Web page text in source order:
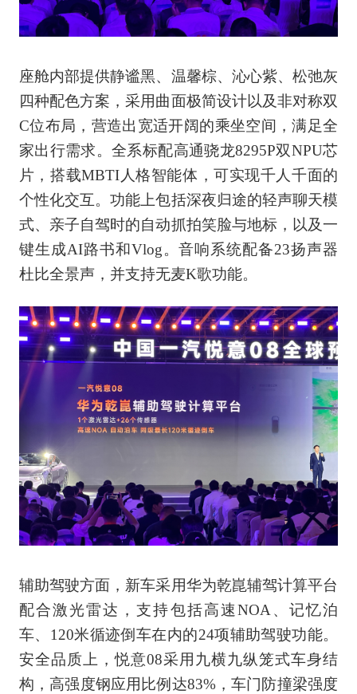
座舱内部提供静谧黑、温馨棕、沁心紫、松弛灰
四种配色方案，采用曲面极简设计以及非对称双
C位布局，营造出宽适开阔的乘坐空间，满足全
家出行需求。全系标配高通骁龙8295P双NPU芯
片，搭载MBTI人格智能体，可实现千人千面的
个性化交互。功能上包括深夜归途的轻声聊天模
式、亲子自驾时的自动抓拍笑脸与地标，以及一
键生成AI路书和Vlog。音响系统配备23扬声器
杜比全景声，并支持无麦K歌功能。
辅助驾驶方面，新车采用华为乾崑辅驾计算平台
配合激光雷达，支持包括高速NOA、记忆泊
车、120米循迹倒车在内的24项辅助驾驶功能。
安全品质上，悦意08采用九横九纵笼式车身结
构，高强度钢应用比例达83%，车门防撞梁强度